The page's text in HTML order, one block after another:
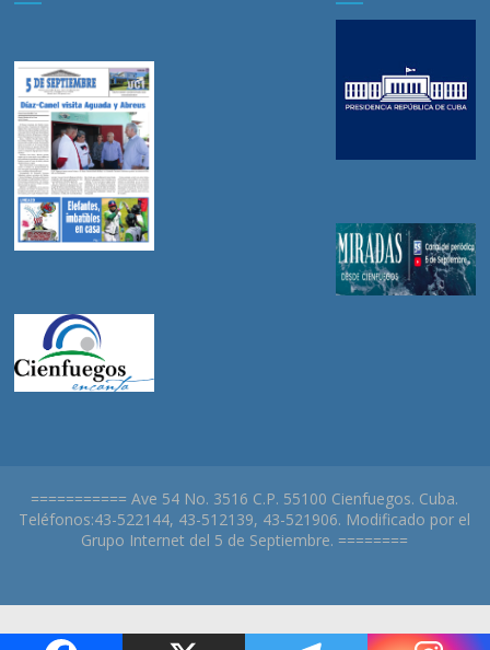
=========== Ave 54 No. 3516 C.P. 55100 Cienfuegos. Cuba.
Teléfonos:43-522144, 43-512139, 43-521906. Modificado por el
Grupo Internet del 5 de Septiembre. ========